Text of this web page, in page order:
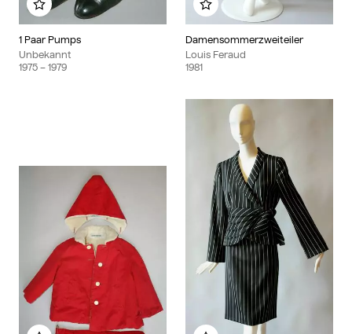
1 Paar Pumps
Unbekannt
1975 – 1979
Zu meinem Album hinzufügen
Damensommerzweiteiler
Louis Feraud
1981
Zu meinem Album